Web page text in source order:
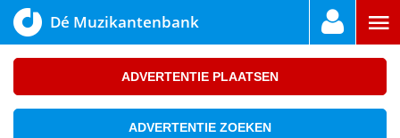
Dé Muzikantenbank
ADVERTENTIE PLAATSEN
ADVERTENTIE ZOEKEN